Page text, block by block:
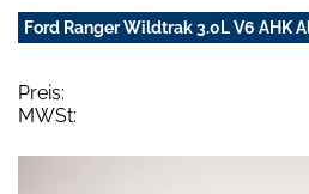
Ford Ranger Wildtrak 3.0L V6 AHK
Preis:
MWSt: